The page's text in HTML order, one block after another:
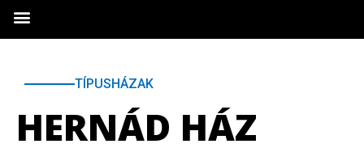
TÍPUSHÁZAK
HERNÁD HÁZ